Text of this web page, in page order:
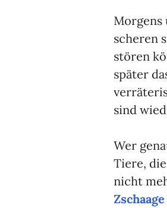
Morgens
scheren
stören
später
sind
Wer
Tiere,
nicht
Zschaage